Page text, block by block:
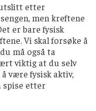
etter
men kreftene
er bare fysisk
Vi skal forsøke å
må også ta
viktig at du selv
være fysisk aktiv,
spise etter